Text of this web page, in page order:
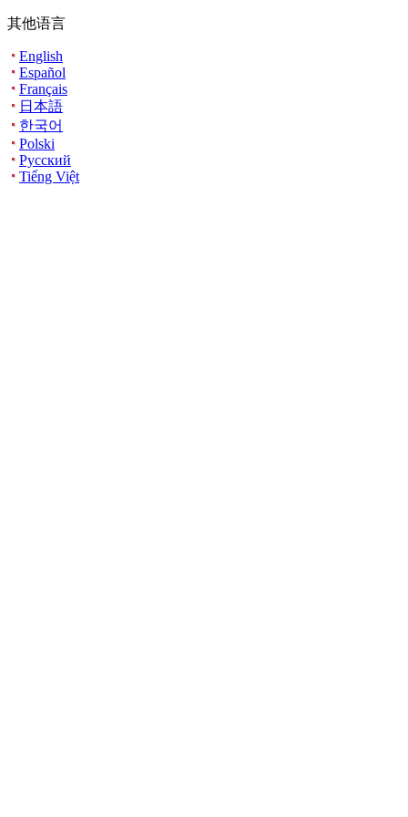
其他语言
English
Español
Français
日本語
한국어
Polski
Русский
Tiếng Việt